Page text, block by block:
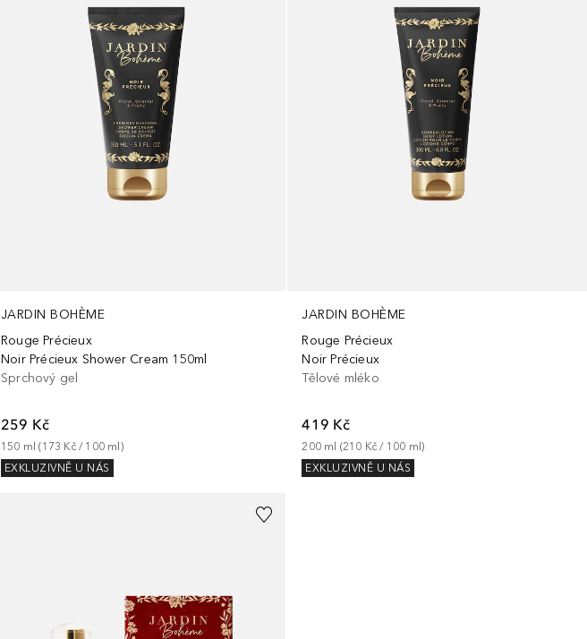
JARDIN BOHÈME
Rouge Précieux
Noir Précieux Shower Cream 150ml
Sprchový gel
259 Kč
150 ml (173 Kč / 100 ml)
EXKLUZIVNĚ U NÁS
JARDIN BOHÈME
Rouge Précieux
Noir Précieux
Tělové mléko
419 Kč
200 ml (210 Kč / 100 ml)
EXKLUZIVNĚ U NÁS